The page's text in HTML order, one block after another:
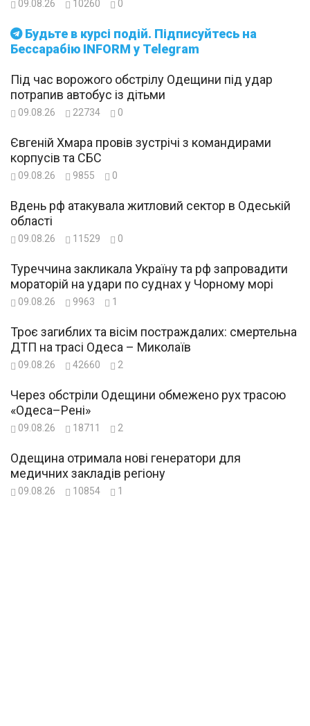
Будьте в курсі подій. Підписуйтесь на
Бессарабію INFORM у Telegram
09.08.26 10260 0
Під час ворожого обстрілу Одещини під удар
потрапив автобус із дітьми
09.08.26 22734 0
Євгеній Хмара провів зустрічі з командирами
корпусів та СБС
09.08.26 9855 0
Вдень рф атакувала житловий сектор в Одеській
області
09.08.26 11529 0
Туреччина закликала Україну та рф запровадити
мораторій на удари по суднах у Чорному морі
09.08.26 9963 1
Троє загиблих та вісім постраждалих: смертельна
ДТП на трасі Одеса – Миколаїв
09.08.26 42660 2
Через обстріли Одещини обмежено рух трасою
«Одеса–Рені»
09.08.26 18711 2
Одещина отримала нові генератори для
медичних закладів регіону
09.08.26 10854 1